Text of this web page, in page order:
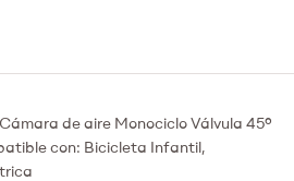
de aire Monociclo Válvula 45º
con: Bicicleta Infantil,